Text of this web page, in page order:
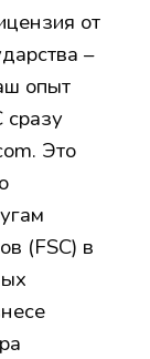
от
–
опыт
сразу
Это
(FSC) в